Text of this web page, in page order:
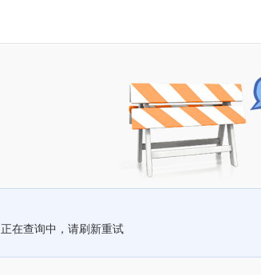
正在查询中，请刷新重试